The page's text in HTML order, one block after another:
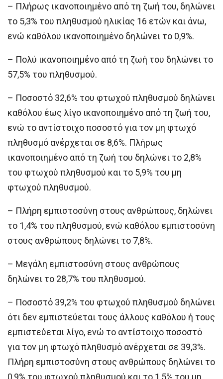
– Πλήρως ικανοποιημένο από τη ζωή του, δηλώνει
το 5,3% του πληθυσμού ηλικίας 16 ετών και άνω,
ενώ καθόλου ικανοποιημένο δηλώνει το 0,9%.
– Πολύ ικανοποιημένο από τη ζωή του δηλώνει το
57,5% του πληθυσμού.
– Ποσοστό 32,6% του φτωχού πληθυσμού δηλώνει
καθόλου έως λίγο ικανοποιημένο από τη ζωή του,
ενώ το αντίστοιχο ποσοστό για τον μη φτωχό
πληθυσμό ανέρχεται σε 8,6%. Πλήρως
ικανοποιημένο από τη ζωή του δηλώνει το 2,8%
του φτωχού πληθυσμού και το 5,9% του μη
φτωχού πληθυσμού.
– Πλήρη εμπιστοσύνη στους ανθρώπους, δηλώνει
το 1,4% του πληθυσμού, ενώ καθόλου εμπιστοσύνη
στους ανθρώπους δηλώνει το 7,8%.
– Μεγάλη εμπιστοσύνη στους ανθρώπους
δηλώνει το 28,7% του πληθυσμού.
– Ποσοστό 39,2% του φτωχού πληθυσμού δηλώνει
ότι δεν εμπιστεύεται τους άλλους καθόλου ή τους
εμπιστεύεται λίγο, ενώ το αντίστοιχο ποσοστό
για τον μη φτωχό πληθυσμό ανέρχεται σε 39,3%.
Πλήρη εμπιστοσύνη στους ανθρώπους δηλώνει το
0,9% του φτωχού πληθυσμού και το 1,5% του μη